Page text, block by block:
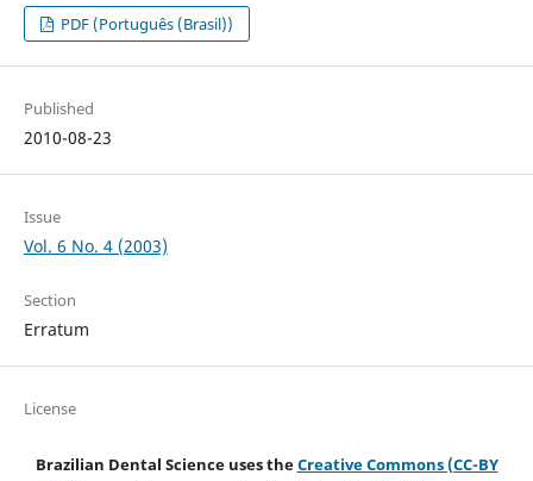
PDF (Português (Brasil))
Published
2010-08-23
Issue
Vol. 6 No. 4 (2003)
Section
Erratum
License
Brazilian Dental Science uses theCreative Commons (CC-BY